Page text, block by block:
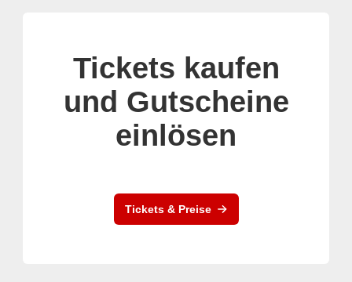
Tickets kaufen
und Gutscheine
einlösen
Tickets & Preise